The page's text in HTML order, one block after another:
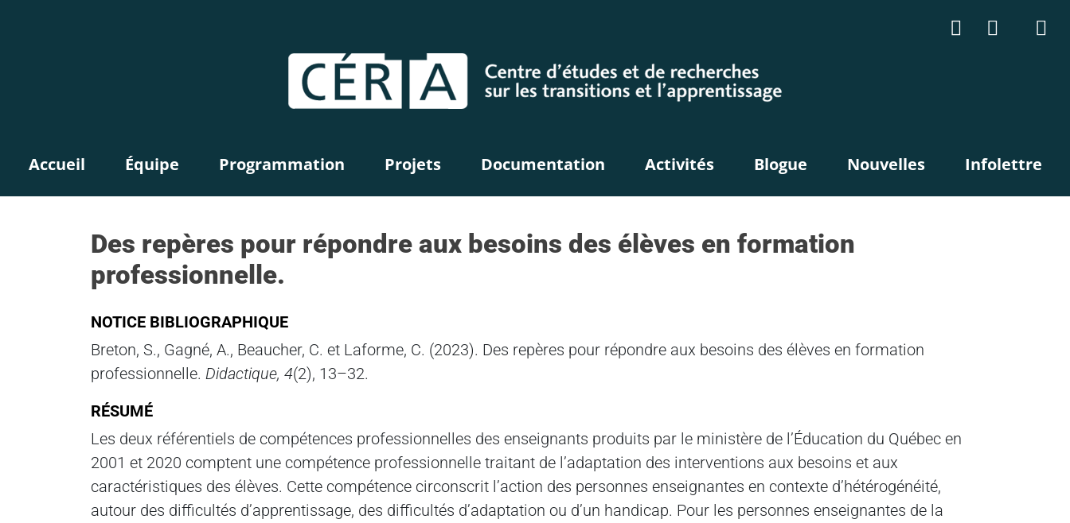
Accueil Équipe Programmation Projets Documentation Activités Blogue Nouvelles Infolettre
Des repères pour répondre aux besoins des élèves en formation
professionnelle.
NOTICE BIBLIOGRAPHIQUE
Breton, S., Gagné, A., Beaucher, C. et Laforme, C. (2023). Des repères pour répondre aux besoins des élèves en formation
professionnelle. Didactique, 4(2), 13–32.
RÉSUMÉ
Les deux référentiels de compétences professionnelles des enseignants produits par le ministère de l’Éducation du Québec en
2001 et 2020 comptent une compétence professionnelle traitant de l’adaptation des interventions aux besoins et aux
caractéristiques des élèves. Cette compétence circonscrit l’action des personnes enseignantes en contexte d’hétérogénéité,
autour des difficultés d’apprentissage, des difficultés d’adaptation ou d’un handicap. Pour les personnes enseignantes de la